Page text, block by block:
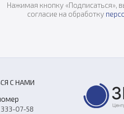
Нажимая кнопку «Подписаться»,
согласие на обработку
С НАМИ
07-58